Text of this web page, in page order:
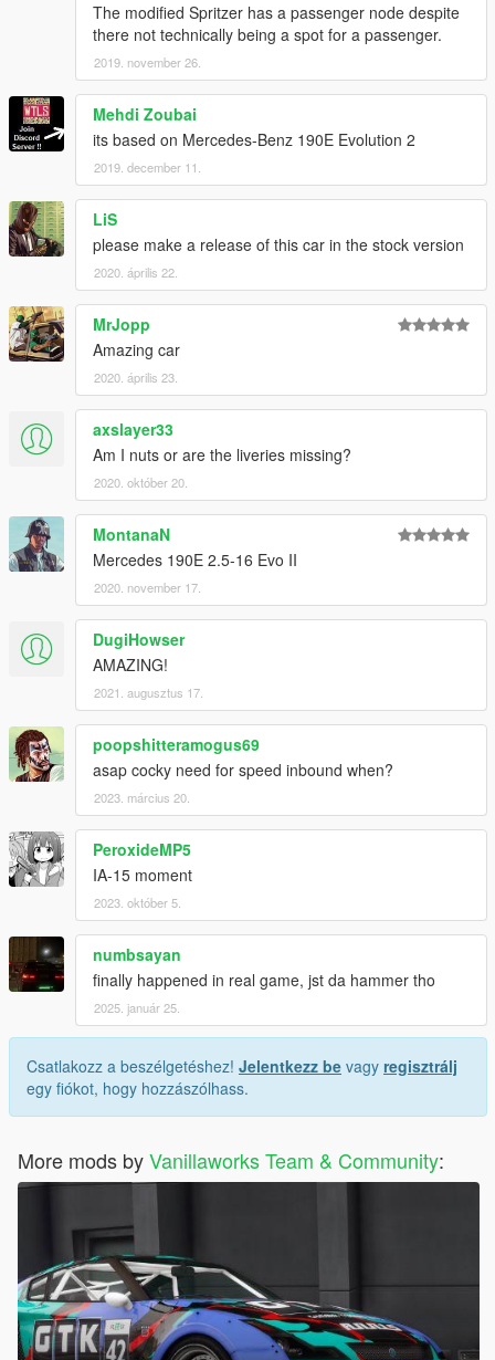
The modified Spritzer has a passenger node despite
there not technically being a spot for a passenger.
2019. november 26.
Mehdi Zoubai
its based on Mercedes-Benz 190E Evolution 2
2019. december 11.
LiS
please make a release of this car in the stock version
2020. április 22.
MrJopp
Amazing car
2020. április 23.
axslayer33
Am I nuts or are the liveries missing?
2020. október 20.
MontanaN
Mercedes 190E 2.5-16 Evo II
2020. november 17.
DugiHowser
AMAZING!
2021. augusztus 17.
poopshitteramogus69
asap cocky need for speed inbound when?
2023. március 20.
PeroxideMP5
IA-15 moment
2023. október 5.
numbsayan
finally happened in real game, jst da hammer tho
2025. január 25.
Csatlakozz a beszélgetéshez! Jelentkezz be vagy regisztrálj
egy fiókot, hogy hozzászólhass.
More mods byVanillaworks Team & Community: